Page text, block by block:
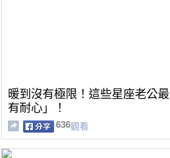
暖到沒有極限！這些星座老公
有耐心」！
636觀看